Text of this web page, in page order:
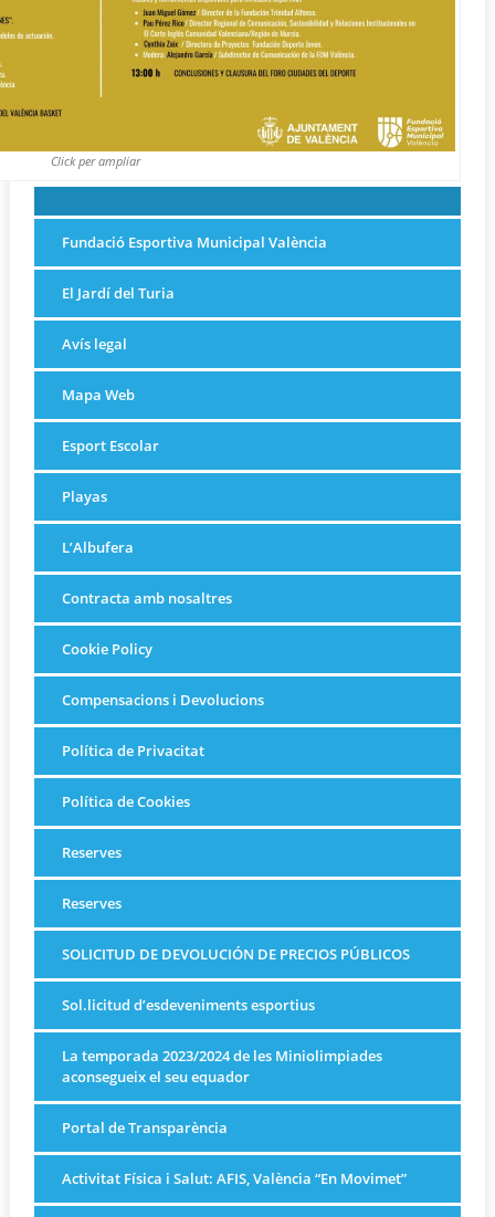
Click per ampliar
Fundació Esportiva Municipal València
El Jardí del Turia
Avís legal
Mapa Web
Esport Escolar
Playas
L’Albufera
Contracta amb nosaltres
Cookie Policy
Compensacions i Devolucions
Política de Privacitat
Política de Cookies
Reserves
Reserves
SOLICITUD DE DEVOLUCIÓN DE PRECIOS PÚBLICOS
Sol.licitud d’esdeveniments esportius
La temporada 2023/2024 de les Miniolimpiades
aconsegueix el seu equador
Portal de Transparència
Activitat Física i Salut: AFIS, València “En Movimet”